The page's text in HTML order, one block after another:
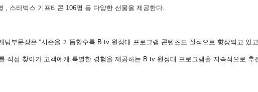
, 스타벅스 기프티콘 106명 등 다양한 선물을 제공한다.
팅부문장은 “시즌을 거듭할수록 B tv 원정대 프로그램 콘텐츠도 질적으로 향상되고 있
직접 찾아가 고객에게 특별한 경험을 제공하는 B tv 원정대 프로그램을 지속적으로 추